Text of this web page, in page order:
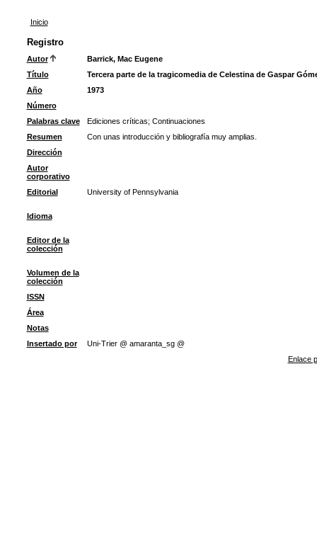
Inicio
Registro
Autor
Barrick, Mac Eugene
Título
Tercera parte de la tragicomedia de Celestina de Gaspar
Año
1973
Número
Palabras clave
Ediciones críticas; Continuaciones
Resumen
Con unas introducción y bibliografía muy amplias.
Dirección
Autor
corporativo
Editorial
University of Pennsylvania
Idioma
Editor de la
colección
Volumen de la
colección
ISSN
Área
Notas
Insertado por
Uni-Trier @ amaranta_sg @
Enlace